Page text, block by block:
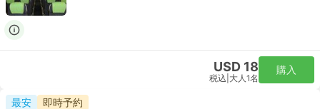
USD 32
税込 大人1名
購入
即時予約